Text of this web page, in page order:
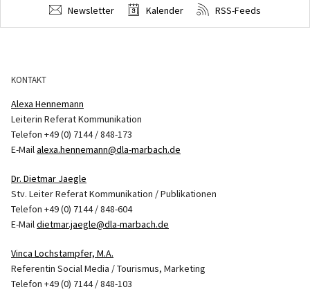
Newsletter Kalender RSS-Feeds
KONTAKT
Alexa Hennemann
Leiterin Referat Kommunikation
Telefon +49 (0) 7144 / 848-173
E-Mailalexa.hennemann@dla-marbach.de
Dr. Dietmar Jaegle
Stv. Leiter Referat Kommunikation / Publikationen
Telefon +49 (0) 7144 / 848-604
E-Maildietmar.jaegle@dla-marbach.de
Vinca Lochstampfer, M.A.
Referentin Social Media / Tourismus, Marketing
Telefon +49 (0) 7144 / 848-103